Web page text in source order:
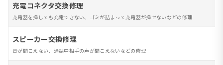
充電コネクタ交換修理
充電器を挿しても充電できない、ゴミが詰まって充電器が挿せないなどの修理
スピーカー交換修理
音が聞こえない、通話中相手の声が聞こえないなどの修理